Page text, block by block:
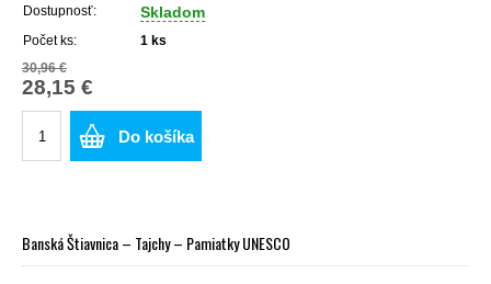
Dostupnosť: Skladom
Počet ks: 1 ks
30,96 €
28,15 €
Do košíka
Banská Štiavnica – Tajchy – Pamiatky UNESCO